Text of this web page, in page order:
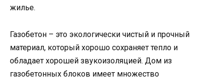
жилье.
Газобетон – это экологически чистый и прочный
материал, который хорошо сохраняет тепло и
обладает хорошей звукоизоляцией. Дом из
газобетонных блоков имеет множество